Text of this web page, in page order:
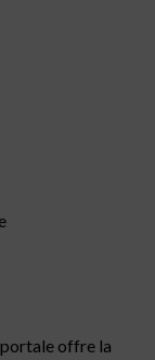
portale offre la